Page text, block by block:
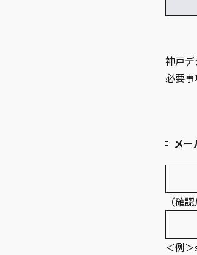
神戸
必要事
メー
（確認
＜例